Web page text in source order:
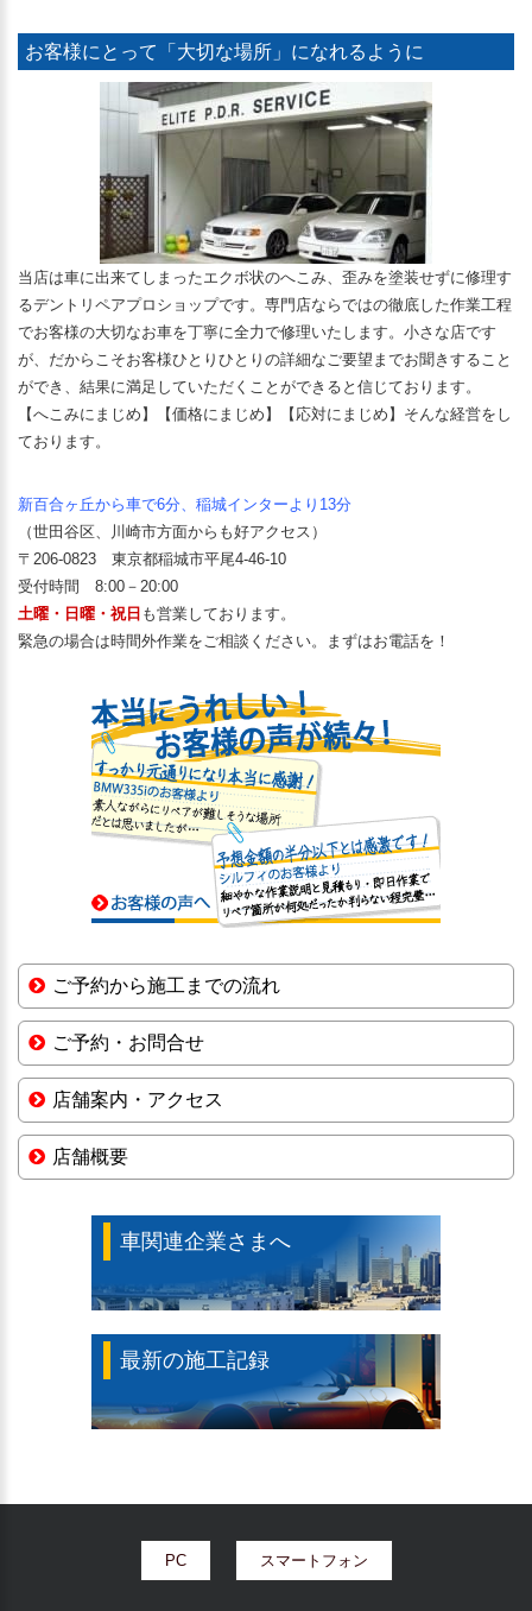
お客様にとって「大切な場所」になれるように
当店は車に出来てしまったエクボ状のへこみ、歪みを塗装せずに修理す
るデントリペアプロショップです。専門店ならではの徹底した作業工程
でお客様の大切なお車を丁寧に全力で修理いたします。小さな店です
が、だからこそお客様ひとりひとりの詳細なご要望までお聞きすること
ができ、結果に満足していただくことができると信じております。
【へこみにまじめ】【価格にまじめ】【応対にまじめ】そんな経営をし
ております。
新百合ヶ丘から車で6分、稲城インターより13分
（世田谷区、川崎市方面からも好アクセス）
〒206-0823 東京都稲城市平尾4-46-10
受付時間 8:00－20:00
土曜・日曜・祝日 も営業しております。
緊急の場合は時間外作業をご相談ください。まずはお電話を！
ご予約から施工までの流れ
ご予約・お問合せ
店舗案内・アクセス
店舗概要
車関連企業さまへ
最新の施工記録
PC スマートフォン